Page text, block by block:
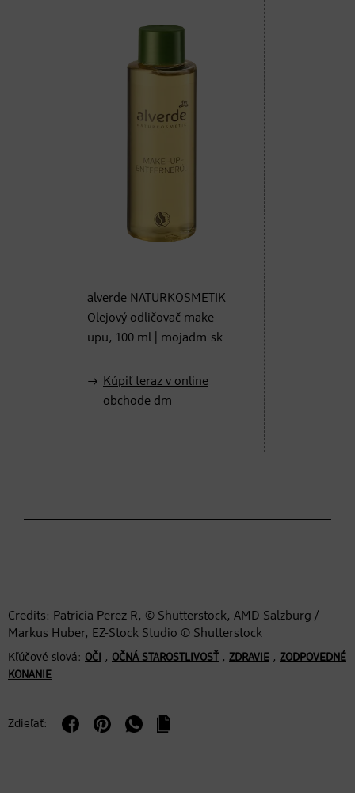
alverde NATURKOSMETIK
Olejový odličovač make-
upu, 100 ml | mojadm.sk
Kúpiť teraz v online
obchode dm
Credits: Patricia Perez R, © Shutterstock, AMD Salzburg /
Markus Huber, EZ-Stock Studio © Shutterstock
Kľúčové slová: OČI , OČNÁ STAROSTLIVOSŤ , ZDRAVIE , ZODPOVEDNÉ
KONANIE
Zdieľať: